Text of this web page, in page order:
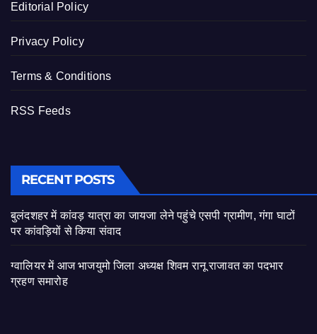
Editorial Policy
Privacy Policy
Terms & Conditions
RSS Feeds
RECENT POSTS
बुलंदशहर में कांवड़ यात्रा का जायजा लेने पहुंचे एसपी ग्रामीण, गंगा घाटों
पर कांवड़ियों से किया संवाद
ग्वालियर में आज भाजयुमो जिला अध्यक्ष शिवम रानू राजावत का पदभार
ग्रहण समारोह